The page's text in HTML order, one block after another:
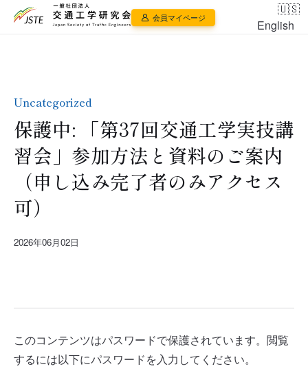
会員マイページ
English
Uncategorized
保護中: 「第37回交通工学実技講
習会」参加方法と資料のご案内
（申し込み完了者のみアクセス
可）
2026年06月02日
このコンテンツはパスワードで保護されています。閲覧
するには以下にパスワードを入力してください。